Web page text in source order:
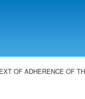
OF ADHERENCE OF